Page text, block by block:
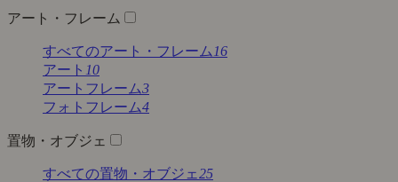
アート・フレーム
すべてのアート・フレーム 16
アート 10
アートフレーム3
フォトフレーム4
置物・オブジェ
すべての置物・オブジェ25